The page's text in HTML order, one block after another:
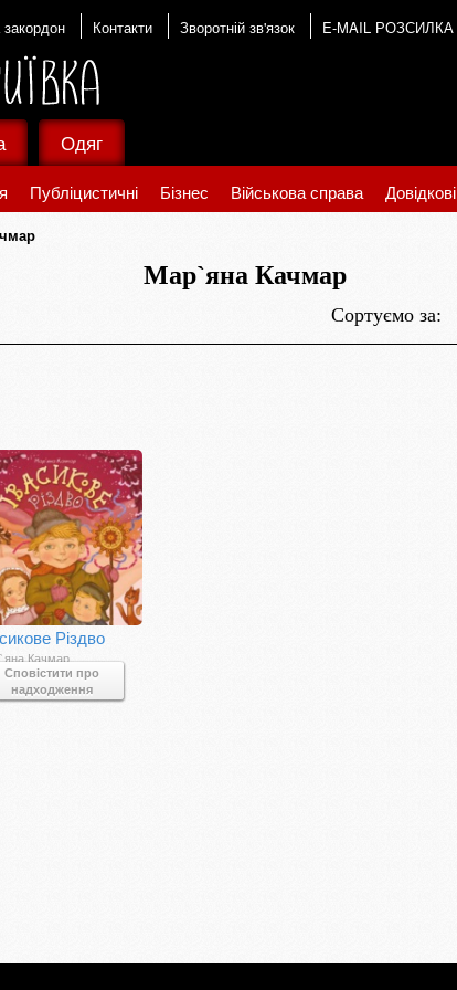
Контакти Зворотній зв'язок E-MAIL РОЗСИЛКА
Публіцистичні Бізнес Військова справа Довідкові
Одяг
Мар`яна Качмар
Сортуємо за:
Різдво
Качмар
Сповістити про
надходження